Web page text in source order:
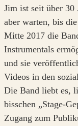
Jim ist seit über 30
aber warten, bis
Mitte 2017 die
Instrumentals
und sie
Videos in den
Die Band liebt es,
bisschen „Stage-
Zugang zum